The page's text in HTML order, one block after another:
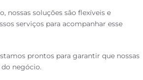
nossas soluções são flexíveis e
serviços para acompanhar esse
prontos para garantir que nossas
negócio.